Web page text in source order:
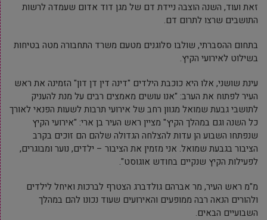
זאת ועוד, השנה הוצבה ניידת דם של מגן דוד אדום שעמדה לרשות
התושבים שרצו לתרום דם.
בתחום ההסברתי, שולבו סלוגנים מטעם משרד התחבורה מטה בטיחות
בשילוט לאירועי הקיץ.
עינת שושני, אלו היא כוכבת הילדים "דינה דין דן דון" הזמינה את ראש
העיר לפתוח את הערב: "אנו עושים מאמצים רבים על מנת להעניק
לתושבי גבעת שמואל מגוון רחב של אירועי תרבות לשעות הפנאי לאורך
כל השנה וגם במהלך הקיץ" מציין ראש העיר בן ארי: "אירועי הקיץ
שנפתחו השבוע הן עדות להצלחה הגדולה שלהם הם זוכים בקרב
הציבור בגבעת שמואל. אני מזמין את הציבור – ילדים, נוער ומבוגרים,
לפעילות הקיץ שנקיים בחודש אוגוסט".
מ"מ ראש העיר, מר אברהם גולדברג הצטרף לברכות ואיחל לילדים
ולהורים הנאה רבה ממופעים והאירועים שעוד נכונו להם במהלך
השבועיים הבאים.